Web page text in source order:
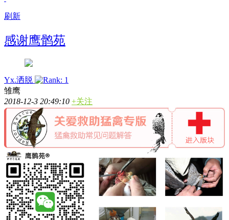
刷新
感谢鹰鹘苑
Yx.洒脱
雏鹰
2018-12-3 20:49:10 +关注